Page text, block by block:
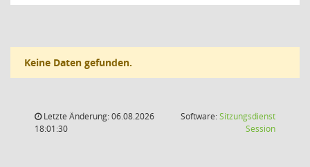
Keine Daten gefunden.
Letzte Änderung: 06.08.2026
18:01:30
Software:Sitzungsdienst
Session(Wird in